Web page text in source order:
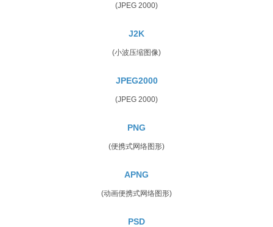
(JPEG 2000)
J2K
(小波压缩图像)
JPEG2000
(JPEG 2000)
PNG
(便携式网络图形)
APNG
(动画便携式网络图形)
PSD